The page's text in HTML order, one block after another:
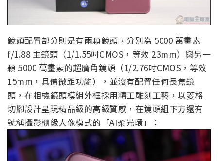
鏡頭配置部分則是有兩顆鏡頭，分別為 5000 萬畫素
f/1.88 主鏡頭（1/1.55吋CMOS，等效 23mm）與另一
顆 5000 萬畫素的超廣角鏡頭（1/2.76吋CMOS，等效
15mm，具備微距功能），並沒有配置任何長焦鏡
頭，在相機鏡頭模組外框採用精工雕刻工藝，以菱格
切腳設計呈現精品級的高級質感，在鏡頭組下方還有
號稱攝影棚級人像模式的「AI柔光環」：